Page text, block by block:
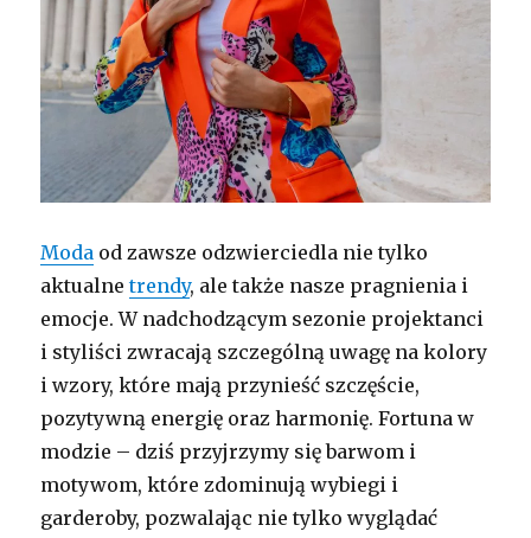
Moda od zawsze odzwierciedla nie tylko
aktualnetrendy, ale także nasze pragnienia i
emocje. W nadchodzącym sezonie projektanci
i styliści zwracają szczególną uwagę na kolory
i wzory, które mają przynieść szczęście,
pozytywną energię oraz harmonię. Fortuna w
modzie – dziś przyjrzymy się barwom i
motywom, które zdominują wybiegi i
garderoby, pozwalając nie tylko wyglądać